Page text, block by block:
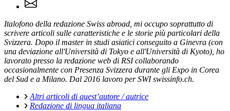
Italofono della redazione Swiss abroad, mi occupo soprattutto di
scrivere articoli sulle caratteristiche e le storie più particolari della
Svizzera. Dopo il master in studi asiatici conseguito a Ginevra (con
una deviazione all'Università di Tokyo e all'Università di Kyoto), ho
lavorato presso la redazione web di RSI collaborando
occasionalmente con Presenza Svizzera durante gli Expo in Corea
del Sud e a Milano. Dal 2016 lavoro per SWI swissinfo.ch.
Altri articoli di quest’autore / autrice
Redazione di lingua italiana